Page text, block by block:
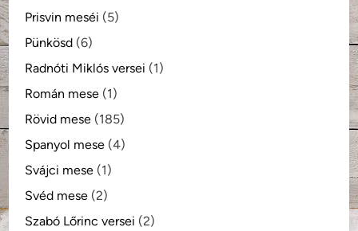
Prisvin meséi (5)
Pünkösd (6)
Radnóti Miklós versei (1)
Román mese (1)
Rövid mese (185)
Spanyol mese (4)
Svájci mese (1)
Svéd mese (2)
Szabó Lőrinc versei (2)